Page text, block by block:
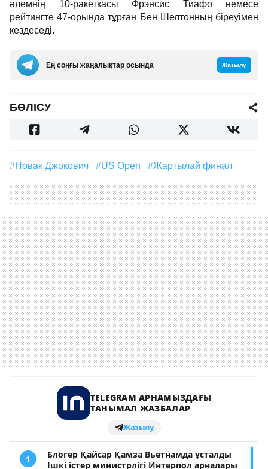
әлемнің 10-ракеткасы Фрэнсис Тиафо немесе
рейтингте 47-орында тұрған Бен Шелтонның біреуімен
кездеседі.
Ең соңғы жаңалықтар осында Жазылу
БӨЛІСУ
#Новак Джокович #US Open #жартылай финал